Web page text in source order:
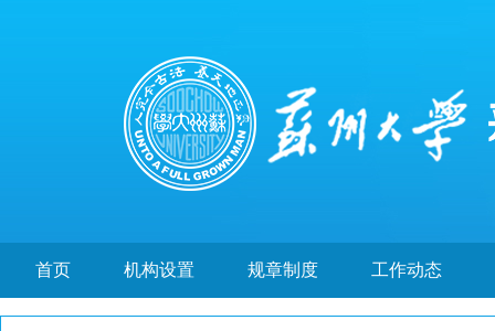
首页 机构设置 规章制度 工作动态